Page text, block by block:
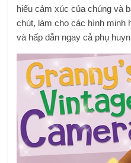
hiểu cảm xúc của chúng và
chút, làm cho các hình minh
và hấp dẫn ngay cả phụ